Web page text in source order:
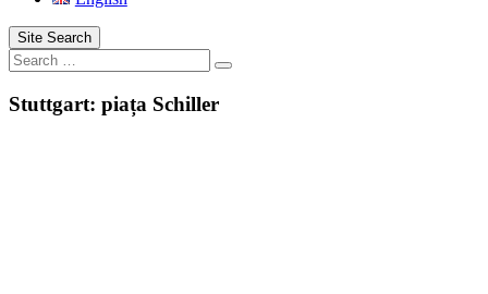
Site Search
Search
Stuttgart: piața Schiller